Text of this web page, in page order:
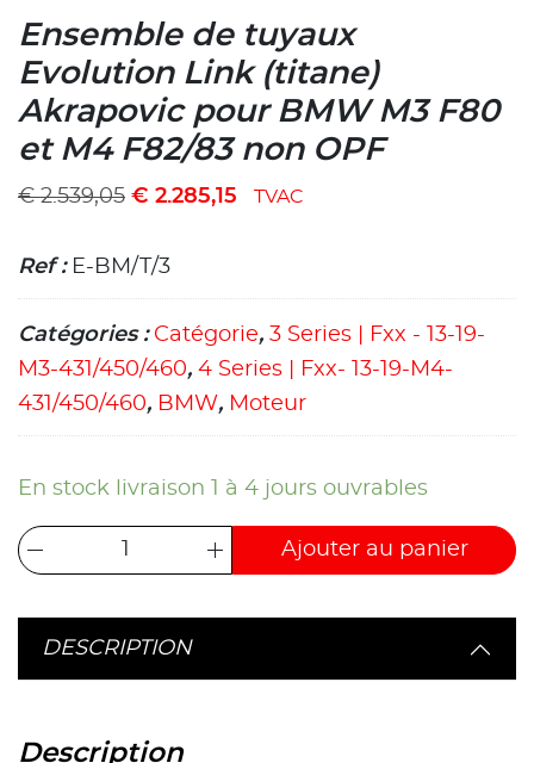
Ensemble de tuyaux
Evolution Link (titane)
Akrapovic pour BMW M3 F80
et M4 F82/83 non OPF
€2.539,05 € 2.285,15 TVAC
Ref : E-BM/T/3
Catégories : Catégorie, 3 Series | Fxx - 13-19-
M3-431/450/460, 4 Series | Fxx- 13-19-M4-
431/450/460, BMW, Moteur
En stock livraison 1 à 4 jours ouvrables
Ajouter au panier
DESCRIPTION
Description